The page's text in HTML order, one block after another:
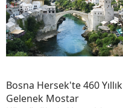
Bosna Hersek'te 460 Yıllık
Gelenek Mostar